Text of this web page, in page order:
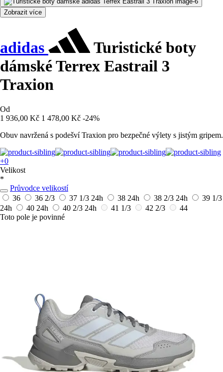
Zobrazit více
adidas
Turistické boty
dámské Terrex Eastrail 3
Traxion
Od
1 936,00 Kč 1 478,00 Kč -24%
Obuv navržená s podešví Traxion pro bezpečné výlety s jistým gripem.
+0
Velikost
*
Průvodce velikostí
36
36 2/3 37 1/3 24h 38 24h 38 2/3 24h
39 1/3
24h
40 24h 40 2/3 24h 41 1/3 42 2/3
44
Toto pole je povinné